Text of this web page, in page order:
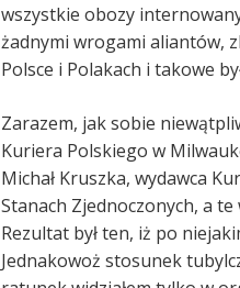
wszystkie obozy
żadnymi wrogami aliantów,
Polsce i Polakach i takowe
Zarazem, jak sobie
Kuriera Polskiego w
Michał Kruszka, wydawca
Stanach Zjednoczonych, a
Rezultat był ten, iż po
Jednakowoż stosunek